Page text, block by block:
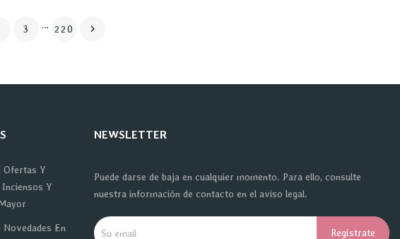
3 … 220 
Ofertas Y
Y
En
NEWSLETTER
Puede darse de baja en cualquier momento. Para ello, consulte
nuestra información de contacto en el aviso legal.